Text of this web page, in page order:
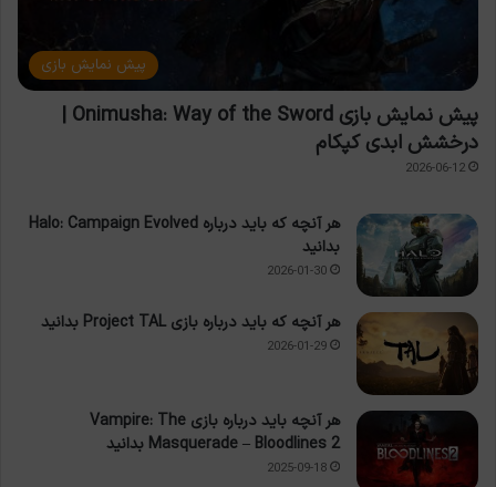
پیش نمایش بازی
پیش نمایش بازی Onimusha: Way of the Sword |
درخشش ابدی کپکام
2026-06-12
هر آنچه که باید درباره Halo: Campaign Evolved
بدانید
2026-01-30
هر آنچه که باید درباره بازی Project TAL بدانید
2026-01-29
هر آنچه باید درباره بازی Vampire: The
Masquerade – Bloodlines 2 بدانید
2025-09-18